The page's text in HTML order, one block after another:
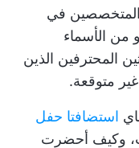
في
من الأسماء
المحترفين الذين
متوقعة.
استضافتا حفل
وكيف أحضرت